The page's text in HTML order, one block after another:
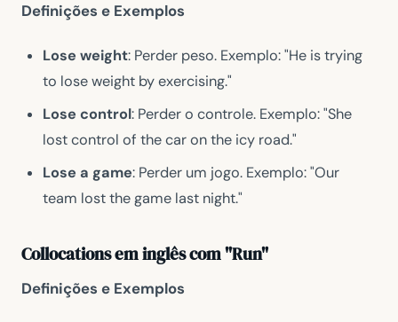
Definições e Exemplos
Lose weight: Perder peso. Exemplo: "He is trying
to lose weight by exercising."
Lose control: Perder o controle. Exemplo: "She
lost control of the car on the icy road."
Lose a game: Perder um jogo. Exemplo: "Our
team lost the game last night."
Collocations em inglês com "Run"
Definições e Exemplos